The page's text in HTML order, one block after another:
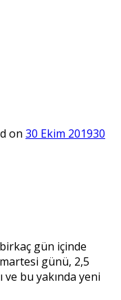
on 30 Ekim 201930
gün içinde
günü, 2,5
bu yakında yeni